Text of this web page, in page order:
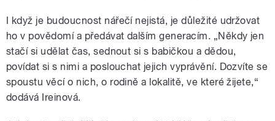
I když je budoucnost nářečí nejistá, je důležité udržovat
ho v povědomí a předávat dalším generacím. „Někdy jen
stačí si udělat čas, sednout si s babičkou a dědou,
povídat si s nimi a poslouchat jejich vyprávění. Dozvíte se
spoustu věcí o nich, o rodině a lokalitě, ve které žijete,“
dodává Ireinová.